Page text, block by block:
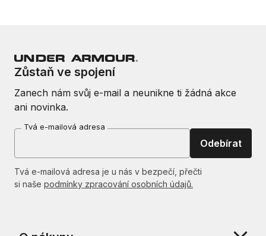
Zůstaň ve spojení
Zanech nám svůj e-mail a neunikne ti žádná akce
ani novinka.
Tvá e-mailová adresa
Odebírat
Tvá e-mailová adresa je u nás v bezpečí, přečti
si naše podmínky zpracování osobních údajů.